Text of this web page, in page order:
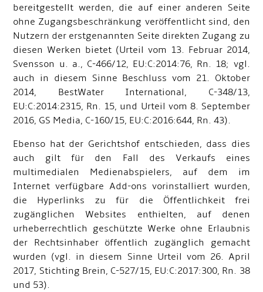
bereitgestellt werden, die auf einer anderen Seite
ohne Zugangsbeschränkung veröffentlicht sind, den
Nutzern der erstgenannten Seite direkten Zugang zu
diesen Werken bietet (Urteil vom 13. Februar 2014,
Svensson u. a., C-466/12, EU:C:2014:76, Rn. 18; vgl.
auch in diesem Sinne Beschluss vom 21. Oktober
2014, BestWater International, C-348/13,
EU:C:2014:2315, Rn. 15, und Urteil vom 8. September
2016, GS Media, C-160/15, EU:C:2016:644, Rn. 43).
Ebenso hat der Gerichtshof entschieden, dass dies
auch gilt für den Fall des Verkaufs eines
multimedialen Medienabspielers, auf dem im
Internet verfügbare Add-ons vorinstalliert wurden,
die Hyperlinks zu für die Öffentlichkeit frei
zugänglichen Websites enthielten, auf denen
urheberrechtlich geschützte Werke ohne Erlaubnis
der Rechtsinhaber öffentlich zugänglich gemacht
wurden (vgl. in diesem Sinne Urteil vom 26. April
2017, Stichting Brein, C-527/15, EU:C:2017:300, Rn. 38
und 53).